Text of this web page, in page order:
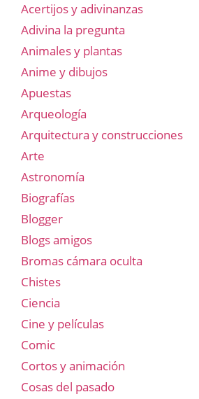
Acertijos y adivinanzas
Adivina la pregunta
Animales y plantas
Anime y dibujos
Apuestas
Arqueología
Arquitectura y construcciones
Arte
Astronomía
Biografías
Blogger
Blogs amigos
Bromas cámara oculta
Chistes
Ciencia
Cine y películas
Comic
Cortos y animación
Cosas del pasado